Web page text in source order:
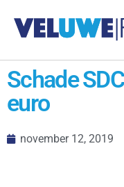
Schade
euro
november 12, 2019